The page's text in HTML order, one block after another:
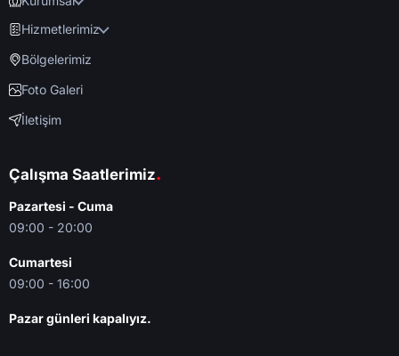
Hizmetlerimiz
Bölgelerimiz
Foto Galeri
İletişim
Çalışma Saatlerimiz.
Pazartesi - Cuma
09:00 - 20:00
Cumartesi
09:00 - 16:00
Pazar günleri kapalıyız.